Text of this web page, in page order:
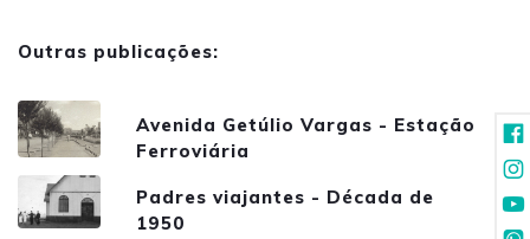
Outras publicações:
Avenida Getúlio Vargas - Estação
Ferroviária
Padres viajantes - Década de
1950